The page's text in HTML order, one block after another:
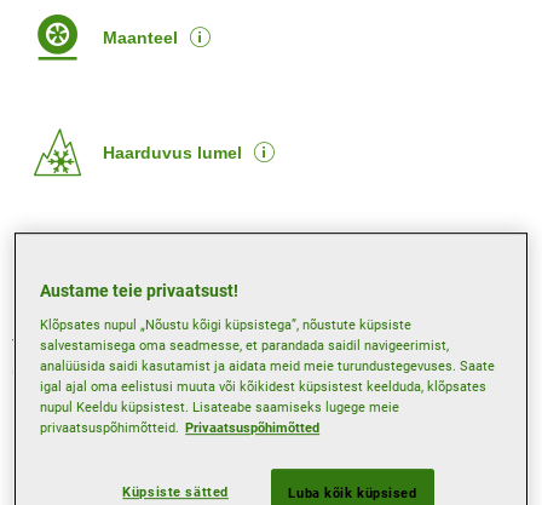
Maanteel
Haarduvus lumel
Tehnilised omadused võivad olla saadaval ainult valitud
suurustel, kasuta meie “rehvileidjat” lisainfo saamiseks.
Austame teie privaatsust!
Klõpsates nupul „Nõustu kõigi küpsistega”, nõustute küpsiste
salvestamisega oma seadmesse, et parandada saidil navigeerimist,
analüüsida saidi kasutamist ja aidata meid meie turundustegevuses. Saate
igal ajal oma eelistusi muuta või kõikidest küpsistest keelduda, klõpsates
nupul Keeldu küpsistest. Lisateabe saamiseks lugege meie
privaatsuspõhimõtteid. Privaatsuspõhimõtted
Küpsiste sätted Luba kõik küpsised